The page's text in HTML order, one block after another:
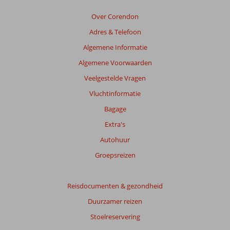
Over Corendon
Adres & Telefoon
Algemene Informatie
Algemene Voorwaarden
Veelgestelde Vragen
Vluchtinformatie
Bagage
Extra's
Autohuur
Groepsreizen
Reisdocumenten & gezondheid
Duurzamer reizen
Stoelreservering